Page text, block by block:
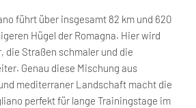
führt über insgesamt 82 km und 620
Hügel der Romagna. Hier wird
die Straßen schmaler und die
Genau diese Mischung aus
mediterraner Landschaft macht die
perfekt für lange Trainingstage im